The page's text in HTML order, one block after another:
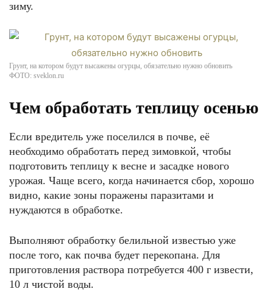
зиму.
Грунт, на котором будут высажены огурцы, обязательно нужно обновить
ФОТО: sveklon.ru
Чем обработать теплицу осенью
Если вредитель уже поселился в почве, её
необходимо обработать перед зимовкой, чтобы
подготовить теплицу к весне и засадке нового
урожая. Чаще всего, когда начинается сбор, хорошо
видно, какие зоны поражены паразитами и
нуждаются в обработке.
Выполняют обработку белильной известью уже
после того, как почва будет перекопана. Для
приготовления раствора потребуется 400 г извести,
10 л чистой воды.